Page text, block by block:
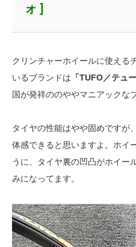
ォ］
クリンチャーホイールに使える
いるブランドは 「TUFO／テュ
国が発祥ののややマニアックな
タイヤの性能はやや固めですが
体感できると思いますよ。ホイ
うに、タイヤ裏の凹凸がホイー
みになってます。